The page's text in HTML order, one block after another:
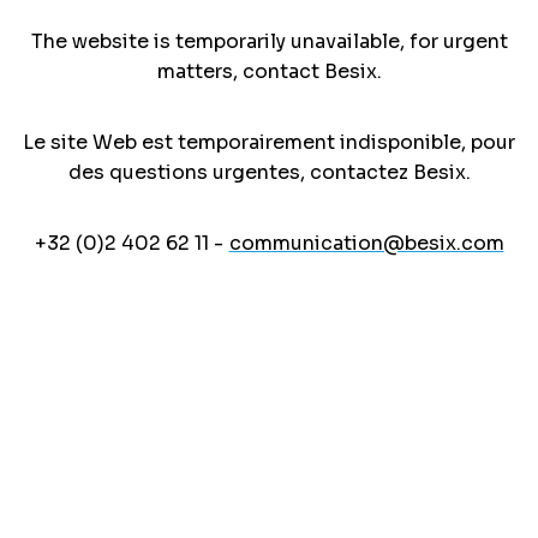
The website is temporarily unavailable, for urgent
matters, contact Besix.
Le site Web est temporairement indisponible, pour
des questions urgentes, contactez Besix.
+32 (0)2 402 62 11 - communication@besix.com